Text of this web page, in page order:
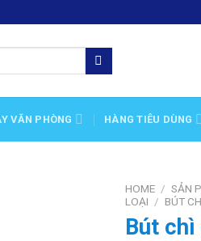
VĂN PHÒNG HÀNG TIÊU DÙNG
HOME / SẢN
LOẠI / BÚT
Bút chì